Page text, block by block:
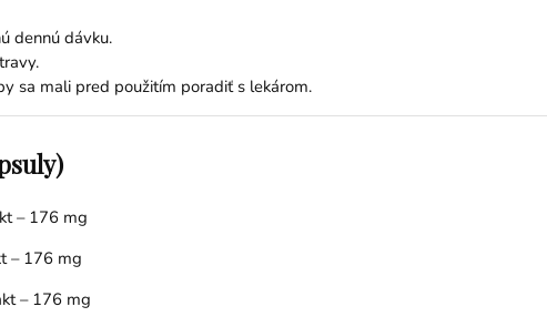
dennú dávku.
sa mali pred použitím poradiť s lekárom.
– 176 mg
– 176 mg
– 176 mg